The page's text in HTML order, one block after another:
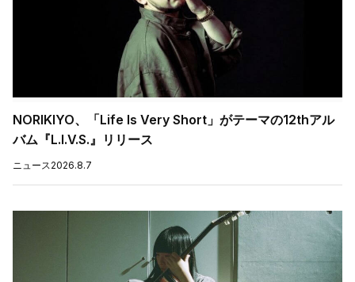
NORIKIYO、「Life Is Very Short」がテーマの12thアル
バム『L.I.V.S.』リリース
ニュース2026.8.7